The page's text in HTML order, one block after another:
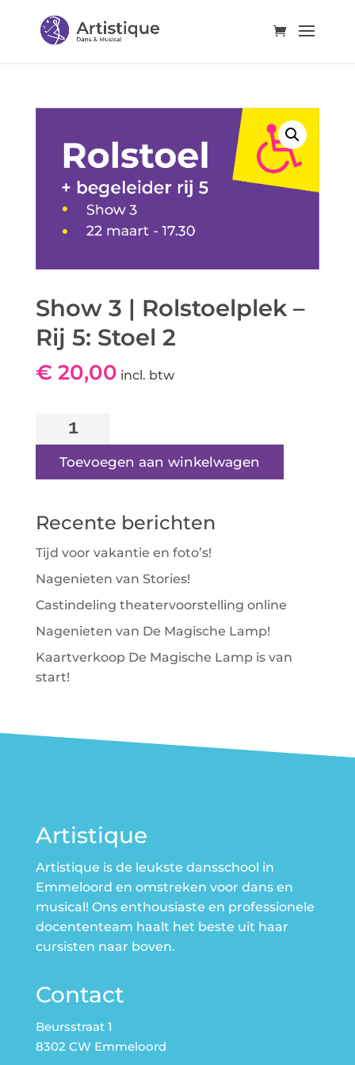
Show 3 | Rolstoelplek –
Rij 5: Stoel 2
€ 20,00 incl. btw
Show
3
Rolstoelplek
Rij
Stoel
2
aantal
Toevoegen aan winkelwagen
Recente berichten
Tijd voor vakantie en foto’s!
Nagenieten van Stories!
Castindeling theatervoorstelling online
Nagenieten van De Magische Lamp!
Kaartverkoop De Magische Lamp is van
start!
Artistique
Artistique is de leukste dansschool in
Emmeloord en omstreken voor dans en
musical! Ons enthousiaste en professionele
docententeam haalt het beste uit haar
cursisten naar boven.
Contact
Beursstraat 1
8302 CW Emmeloord